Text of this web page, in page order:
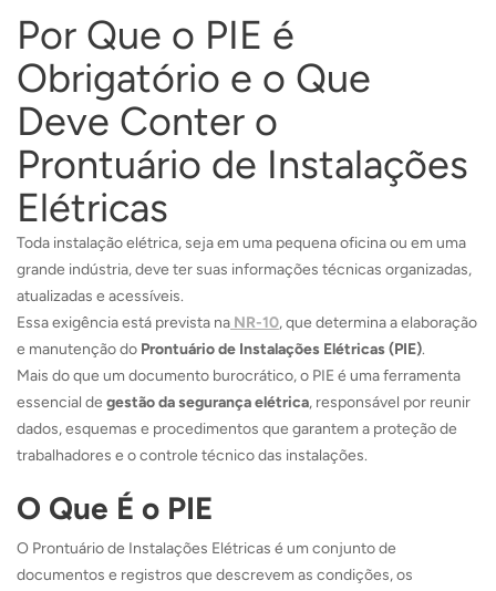
Por Que o PIE é
Obrigatório e o Que
Deve Conter o
Prontuário de Instalações
Elétricas
Toda instalação elétrica, seja em uma pequena oficina ou em uma
grande indústria, deve ter suas informações técnicas organizadas,
atualizadas e acessíveis.
Essa exigência está prevista na NR-10, que determina a elaboração
e manutenção do Prontuário de Instalações Elétricas (PIE).
Mais do que um documento burocrático, o PIE é uma ferramenta
essencial de gestão da segurança elétrica, responsável por reunir
dados, esquemas e procedimentos que garantem a proteção de
trabalhadores e o controle técnico das instalações.
O Que É o PIE
O Prontuário de Instalações Elétricas é um conjunto de
documentos e registros que descrevem as condições, os